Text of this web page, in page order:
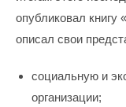
опубликовал книгу
описал свои
социальную и
организации;